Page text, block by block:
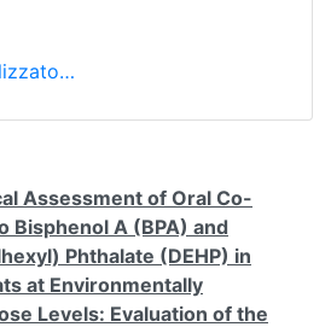
Assessment of Oral Co-
Bisphenol A (BPA) and
Phthalate (DEHP) in
at Environmentally
Levels: Evaluation of the